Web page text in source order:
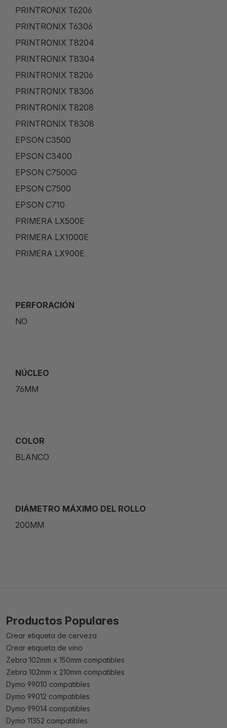
PRINTRONIX T6206
PRINTRONIX T6306
PRINTRONIX T8204
PRINTRONIX T8304
PRINTRONIX T8206
PRINTRONIX T8306
PRINTRONIX T8208
PRINTRONIX T8308
EPSON C3500
EPSON C3400
EPSON C7500G
EPSON C7500
EPSON C710
PRIMERA LX500E
PRIMERA LX1000E
PRIMERA LX900E
PERFORACIÓN
NO
NÚCLEO
76MM
COLOR
BLANCO
DIÁMETRO MÁXIMO DEL ROLLO
200MM
Productos Populares
Crear etiqueta de cerveza
Crear etiqueta de vino
Zebra 102mm x 150mm compatibles
Zebra 102mm x 210mm compatibles
Dymo 99010 compatibles
Dymo 99012 compatibles
Dymo 99014 compatibles
Dymo 11352 compatibles